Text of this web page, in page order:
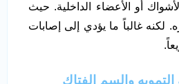
أو الأعضاء الداخلية. حيث
لكنه غالباً ما يؤدي إلى إصابات
والسم الفتاك